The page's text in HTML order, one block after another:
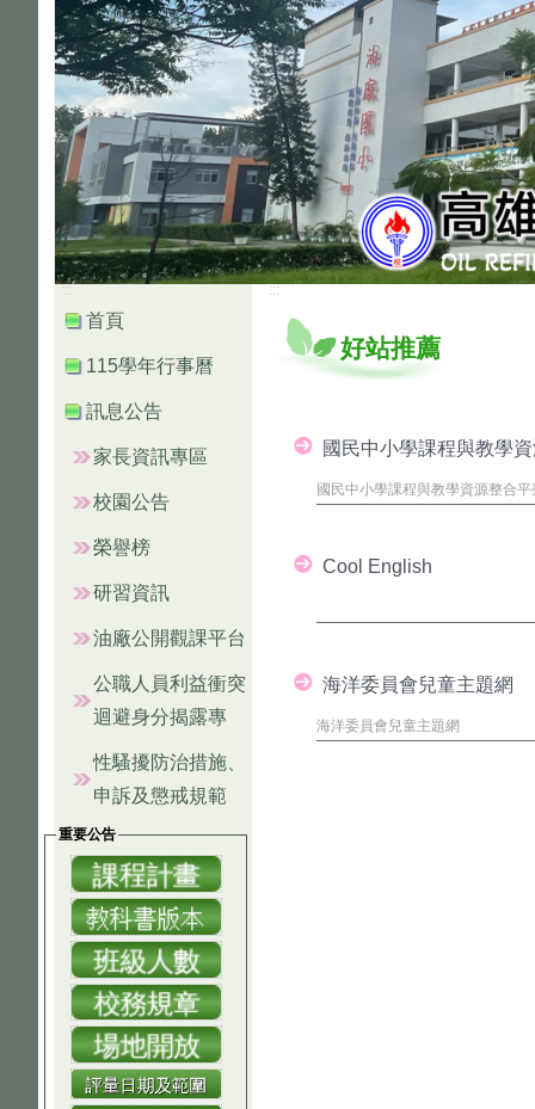
:::
首頁
115學年行事曆
訊息公告
家長資訊專區
校園公告
榮譽榜
研習資訊
油廠公開觀課平台
公職人員利益衝突
迴避身分揭露專
性騷擾防治措施、
申訴及懲戒規範
重要公告
:::
好站推薦
國民中小學課程與教學
國民中小學課程與教學資源整合
Cool English
海洋委員會兒童主題網
海洋委員會兒童主題網